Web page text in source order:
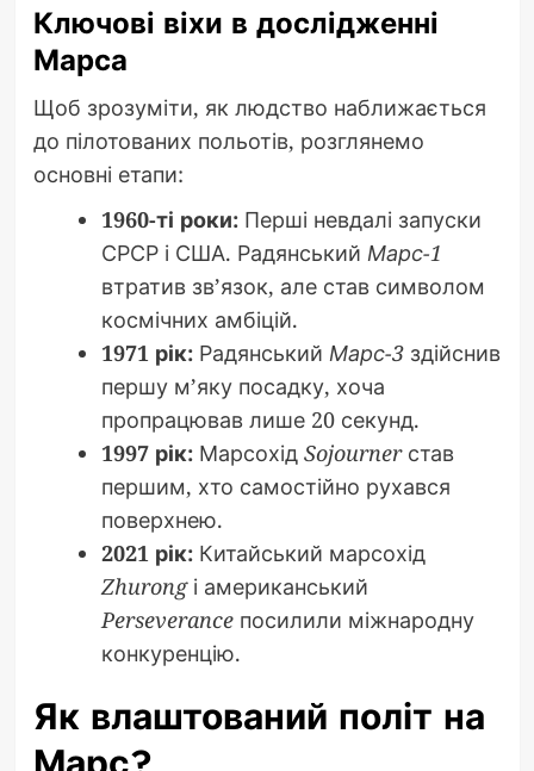
Ключові віхи в дослідженні
Марса
Щоб зрозуміти, як людство наближається
до пілотованих польотів, розглянемо
основні етапи:
1960-ті роки:Перші невдалі запуски
СРСР і США. Радянський Марс-1
втратив зв’язок, але став символом
космічних амбіцій.
1971 рік:Радянський Марс-3здійснив
першу м’яку посадку, хоча
пропрацював лише 20 секунд.
1997 рік:Марсохід Sojournerстав
першим, хто самостійно рухався
поверхнею.
2021 рік:Китайський марсохід
Zhurongі американський
Perseveranceпосилили міжнародну
конкуренцію.
Як влаштований політ на